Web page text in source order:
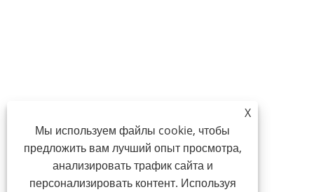
X
Мы используем файлы cookie, чтобы
предложить вам лучший опыт просмотра,
анализировать трафик сайта и
персонализировать контент. Используя